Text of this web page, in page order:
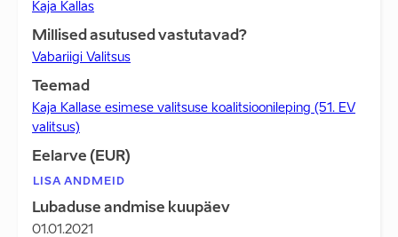
Kaja Kallas
Millised asutused vastutavad?
Vabariigi Valitsus
Teemad
Kaja Kallase esimese valitsuse koalitsioonileping (51. EV
valitsus)
Eelarve (EUR)
LISA ANDMEID
Lubaduse andmise kuupäev
01.01.2021